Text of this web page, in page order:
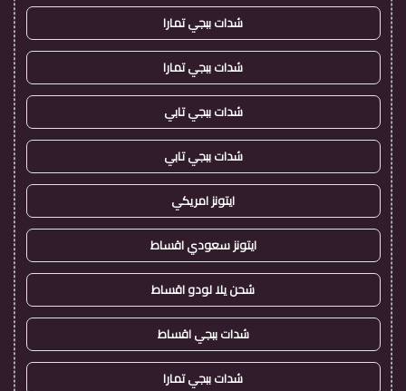
شدات ببجي تمارا
شدات ببجي تمارا
شدات ببجي تابي
شدات ببجي تابي
ايتونز امريكي
ايتونز سعودي اقساط
شحن يلا لودو اقساط
شدات ببجي اقساط
شدات ببجي تمارا